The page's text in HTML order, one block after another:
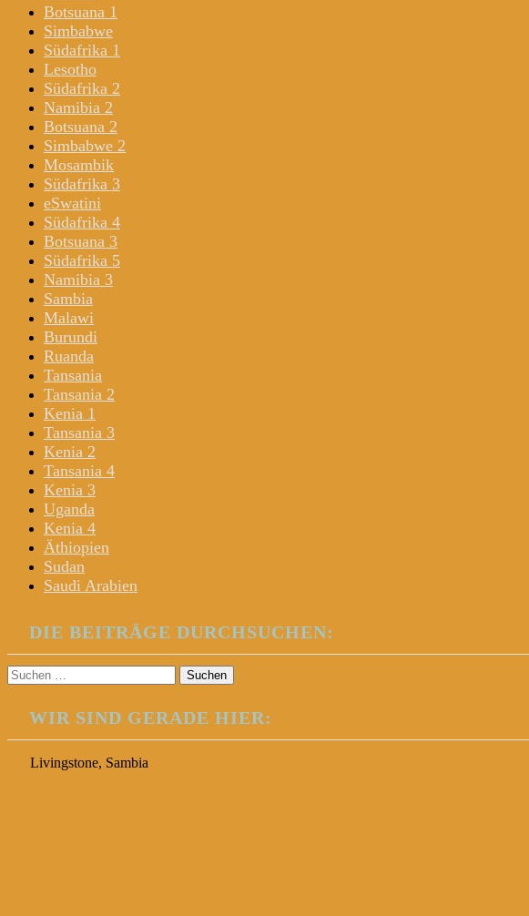
Botsuana 1
Simbabwe
Südafrika 1
Lesotho
Südafrika 2
Namibia 2
Botsuana 2
Simbabwe 2
Mosambik
Südafrika 3
eSwatini
Südafrika 4
Botsuana 3
Südafrika 5
Namibia 3
Sambia
Malawi
Burundi
Ruanda
Tansania
Tansania 2
Kenia 1
Tansania 3
Kenia 2
Tansania 4
Kenia 3
Uganda
Kenia 4
Äthiopien
Sudan
Saudi Arabien
DIE BEITRÄGE DURCHSUCHEN:
Suchen
nach:
WIR SIND GERADE HIER:
Livingstone, Sambia